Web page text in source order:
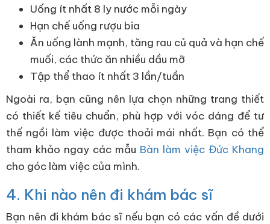
Uống ít nhất 8 ly nước mỗi ngày
Hạn chế uống rượu bia
Ăn uống lành mạnh, tăng rau củ quả và hạn chế
muối, các thức ăn nhiều dầu mỡ
Tập thể thao ít nhất 3 lần/tuần
Ngoài ra, bạn cũng nên lựa chọn những trang thiết
có thiết kế tiêu chuẩn, phù hợp với vóc dáng để tư
thế ngồi làm việc được thoải mái nhất. Bạn có thể
tham khảo ngay các mẫu Bàn làm việc Đức Khang
cho góc làm việc của mình.
4. Khi nào nên đi khám bác sĩ
Bạn nên đi khám bác sĩ nếu bạn có các vấn đề dưới